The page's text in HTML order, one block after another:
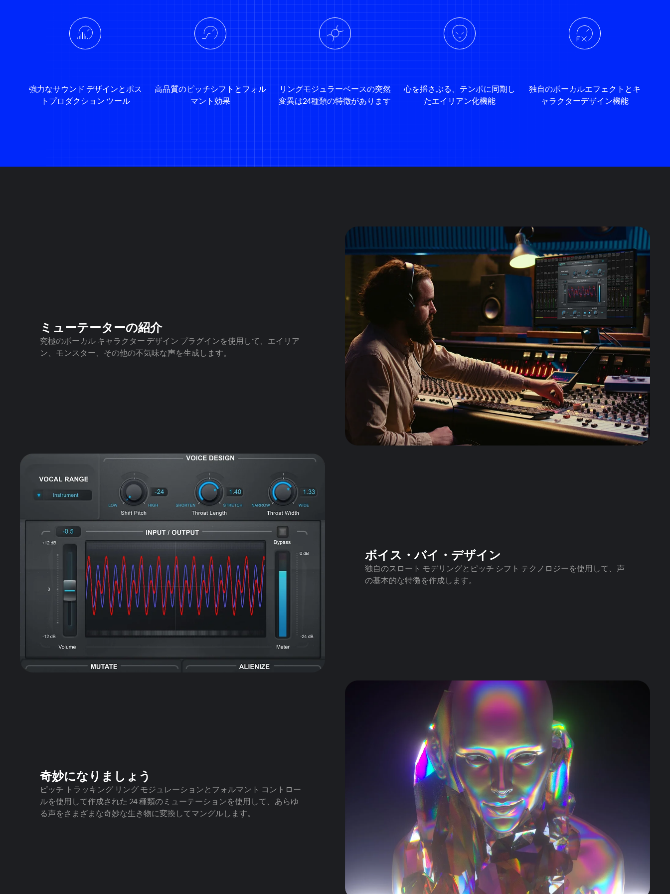
強力なサウンド デザインとポス
トプロダクション ツール
高品質のピッチシフトとフォル
マント効果
リングモジュラーベースの突然
変異は24種類の特徴があります
心を揺さぶる、テンポに同期し
たエイリアン化機能
独自のボーカルエフェクトとキ
ャラクターデザイン機能
ミューテーターの紹介
究極のボーカル キャラクター デザイン プラグインを使用して、エイリア
ン、モンスター、その他の不気味な声を生成します。
ボイス・バイ・デザイン
独自のスロート モデリングとピッチ シフト テクノロジーを使用して、声
の基本的な特徴を作成します。
奇妙になりましょう
ピッチ トラッキング リング モジュレーションとフォルマント コントロー
ルを使用して作成された 24 種類のミューテーションを使用して、あらゆ
る声をさまざまな奇妙な生き物に変換してマングルします。